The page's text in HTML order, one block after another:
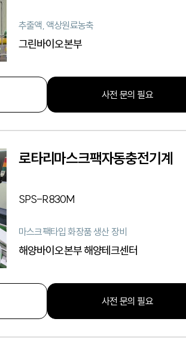
추출액, 액상원료농축
그린바이오본부
사전 문의 필요
로타리마스크팩자동충전기계
SPS-R830M
마스크팩타입 화장품 생산 장비
해양바이오본부 해양테크센터
사전 문의 필요